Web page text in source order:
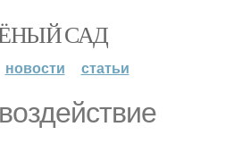
САД
новости статьи